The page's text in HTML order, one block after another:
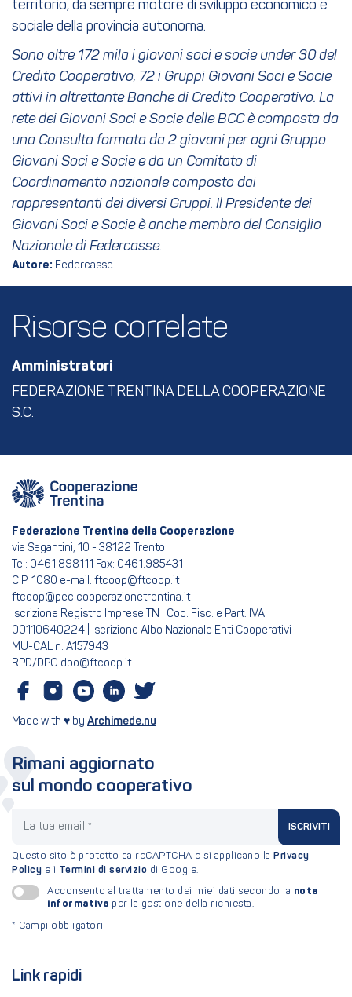
territorio, da sempre motore di sviluppo economico e
sociale della provincia autonoma.
Sono oltre 172 mila i giovani soci e socie under 30 del
Credito Cooperativo, 72 i Gruppi Giovani Soci e Socie
attivi in altrettante Banche di Credito Cooperativo. La
rete dei Giovani Soci e Socie delle BCC è composta da
una Consulta formata da 2 giovani per ogni Gruppo
Giovani Soci e Socie e da un Comitato di
Coordinamento nazionale composto dai
rappresentanti dei diversi Gruppi. Il Presidente dei
Giovani Soci e Socie è anche membro del Consiglio
Nazionale di Federcasse.
Autore: Federcasse
Risorse correlate
Amministratori
FEDERAZIONE TRENTINA DELLA COOPERAZIONE
S.C.
Federazione Trentina della Cooperazione
via Segantini, 10 - 38122 Trento
Tel: 0461.898111 Fax: 0461.985431
C.P. 1080 e-mail: ftcoop@ftcoop.it
ftcoop@pec.cooperazionetrentina.it
Iscrizione Registro Imprese TN | Cod. Fisc. e Part. IVA
00110640224 | Iscrizione Albo Nazionale Enti Cooperativi
MU-CAL n. A157943
RPD/DPO dpo@ftcoop.it
Made with ♥ by Archimede.nu
Link rapidi
Rimani aggiornato
sul mondo cooperativo
ISCRIVITI
Questo sito è protetto da reCAPTCHA e si applicano la Privacy
Policy e i Termini di servizio di Google.
Acconsento al trattamento dei miei dati secondo la nota
informativa per la gestione della richiesta.
* Campi obbligatori